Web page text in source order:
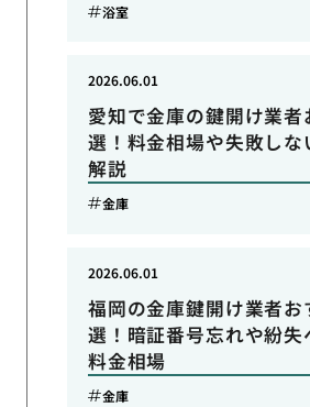
浴室
愛知で金庫の鍵開け業者
選！料金相場や失敗しな
解説
2026.06.01
金庫
福岡の金庫鍵開け業者お
選！暗証番号忘れや紛失
料金相場
2026.06.01
金庫